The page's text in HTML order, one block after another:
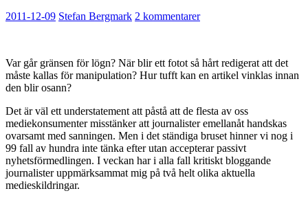
2011-12-09 Stefan Bergmark 2 kommentarer
Var går gränsen för lögn? När blir ett fotot så hårt redigerat att det
måste kallas för manipulation? Hur tufft kan en artikel vinklas innan
den blir osann?
Det är väl ett understatement att påstå att de flesta av oss
mediekonsumenter misstänker att journalister emellanåt handskas
ovarsamt med sanningen. Men i det ständiga bruset hinner vi nog i
99 fall av hundra inte tänka efter utan accepterar passivt
nyhetsförmedlingen. I veckan har i alla fall kritiskt bloggande
journalister uppmärksammat mig på två helt olika aktuella
medieskildringar.